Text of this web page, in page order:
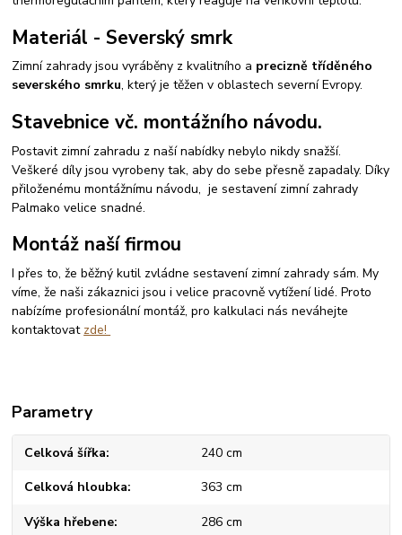
Materiál - Severský smrk
Zimní zahrady jsou vyráběny z kvalitního a precizně tříděného
severského smrku, který je těžen v oblastech severní Evropy.
Stavebnice vč. montážního návodu.
Postavit zimní zahradu z naší nabídky nebylo nikdy snažší.
Veškeré díly jsou vyrobeny tak, aby do sebe přesně zapadaly. Díky
přiloženému montážnímu návodu, je sestavení zimní zahrady
Palmako velice snadné.
Montáž naší firmou
I přes to, že běžný kutil zvládne sestavení zimní zahrady sám. My
víme, že naši zákaznici jsou i velice pracovně vytížení lidé. Proto
nabízíme profesionální montáž, pro kalkulaci nás neváhejte
kontaktovat zde!
Parametry
Celková šířka 240 cm
Celková hloubka 363 cm
Výška hřebene 286 cm